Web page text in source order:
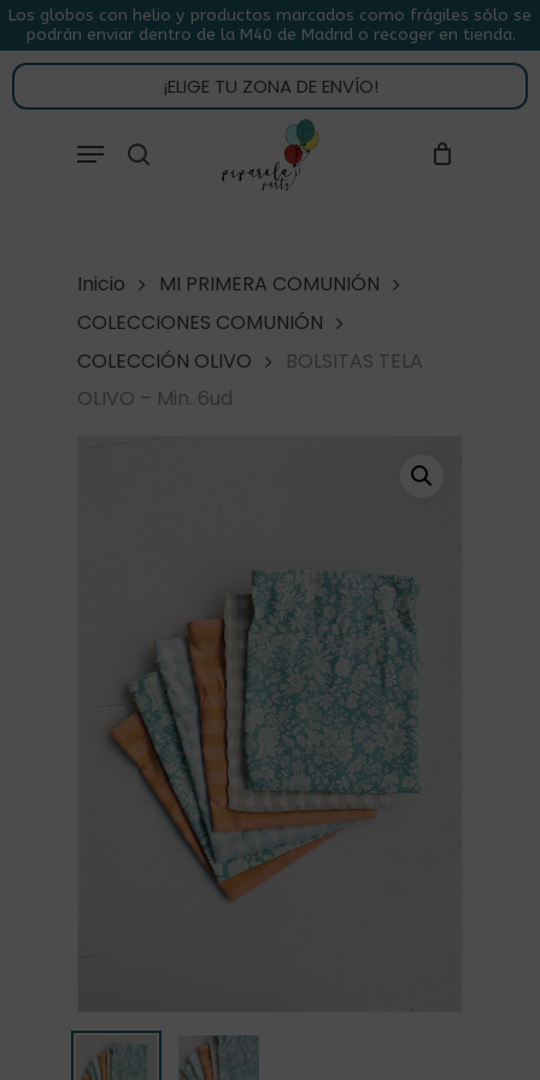
Skip
to
main
content
Los globos con helio y productos marcados como frágiles sólo se
podrán enviar dentro de la M40 de Madrid o recoger en tienda.
¡ELIGE TU ZONA DE ENVÍO!
Menu
CARRITO CLOSE
CART
Inicio
MI PRIMERA COMUNIÓN
COLECCIONES COMUNIÓN
COLECCIÓN OLIVO
BOLSITAS TELA
OLIVO – Min. 6ud
Menu